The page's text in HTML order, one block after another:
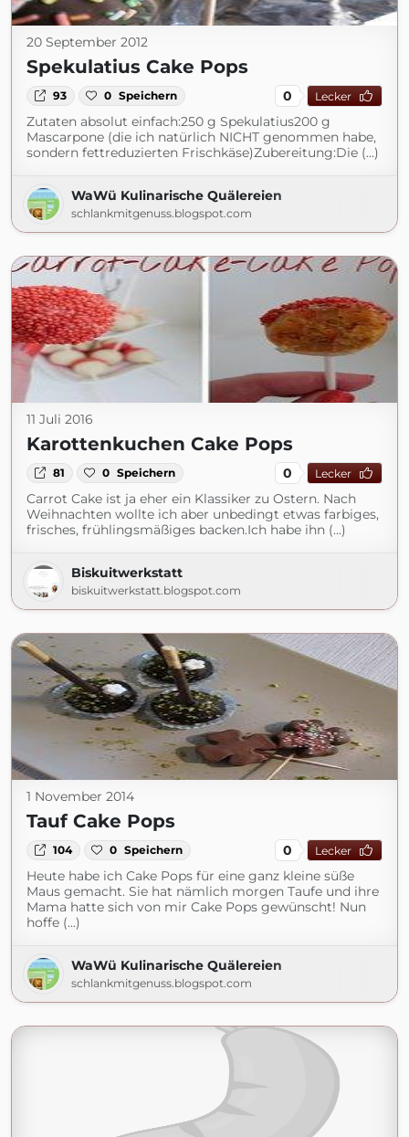
20 September 2012
Spekulatius Cake Pops
93 0 Speichern 0 Lecker
Zutaten absolut einfach:250 g Spekulatius200 g
Mascarpone (die ich natürlich NICHT genommen habe,
sondern fettreduzierten Frischkäse)Zubereitung:Die (...)
WaWü Kulinarische Quälereien
schlankmitgenuss.blogspot.com
11 Juli 2016
Karottenkuchen Cake Pops
81 0 Speichern 0 Lecker
Carrot Cake ist ja eher ein Klassiker zu Ostern. Nach
Weihnachten wollte ich aber unbedingt etwas farbiges,
frisches, frühlingsmäßiges backen.Ich habe ihn (...)
Biskuitwerkstatt
biskuitwerkstatt.blogspot.com
1 November 2014
Tauf Cake Pops
104 0 Speichern 0 Lecker
Heute habe ich Cake Pops für eine ganz kleine süße
Maus gemacht. Sie hat nämlich morgen Taufe und ihre
Mama hatte sich von mir Cake Pops gewünscht! Nun
hoffe (...)
WaWü Kulinarische Quälereien
schlankmitgenuss.blogspot.com